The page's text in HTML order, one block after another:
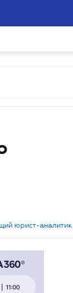
юрист-аналитик